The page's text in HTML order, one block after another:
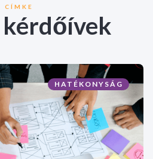
CÍMKE
HATÉKONYSÁG